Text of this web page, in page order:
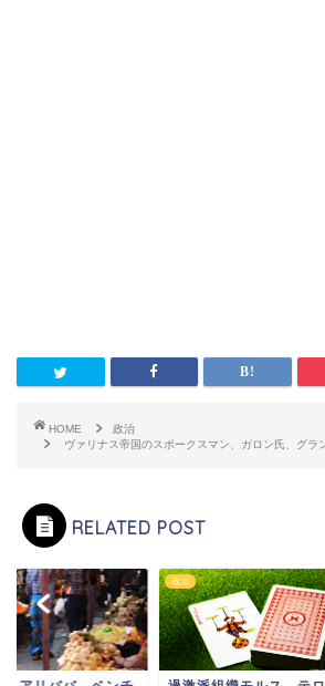
HOME
政治
ヴァリナス帝国のスポークスマン、ガロン氏、グラ
RELATED POST
政治